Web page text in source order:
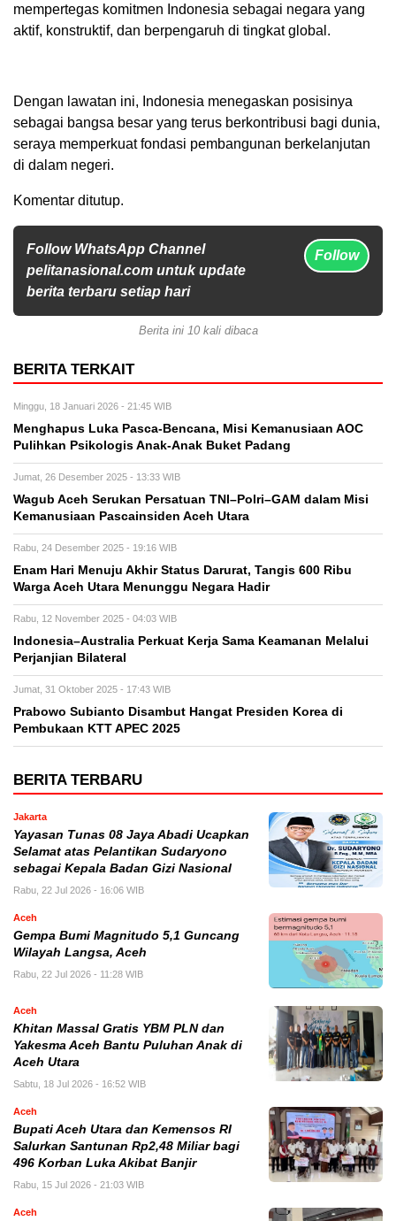
mempertegas komitmen Indonesia sebagai negara yang
aktif, konstruktif, dan berpengaruh di tingkat global.
Dengan lawatan ini, Indonesia menegaskan posisinya
sebagai bangsa besar yang terus berkontribusi bagi dunia,
seraya memperkuat fondasi pembangunan berkelanjutan
di dalam negeri.
Komentar ditutup.
Follow WhatsApp Channel
pelitanasional.com untuk update
berita terbaru setiap hari
Follow
Berita ini 10 kali dibaca
BERITA TERKAIT
Minggu, 18 Januari 2026 - 21:45 WIB
Menghapus Luka Pasca-Bencana, Misi Kemanusiaan AOC
Pulihkan Psikologis Anak-Anak Buket Padang
Jumat, 26 Desember 2025 - 13:33 WIB
Wagub Aceh Serukan Persatuan TNI–Polri–GAM dalam Misi
Kemanusiaan Pascainsiden Aceh Utara
Rabu, 24 Desember 2025 - 19:16 WIB
Enam Hari Menuju Akhir Status Darurat, Tangis 600 Ribu
Warga Aceh Utara Menunggu Negara Hadir
Rabu, 12 November 2025 - 04:03 WIB
Indonesia–Australia Perkuat Kerja Sama Keamanan Melalui
Perjanjian Bilateral
Jumat, 31 Oktober 2025 - 17:43 WIB
Prabowo Subianto Disambut Hangat Presiden Korea di
Pembukaan KTT APEC 2025
BERITA TERBARU
Jakarta
Yayasan Tunas 08 Jaya Abadi Ucapkan
Selamat atas Pelantikan Sudaryono
sebagai Kepala Badan Gizi Nasional
Rabu, 22 Jul 2026 - 16:06 WIB
Aceh
Gempa Bumi Magnitudo 5,1 Guncang
Wilayah Langsa, Aceh
Rabu, 22 Jul 2026 - 11:28 WIB
Aceh
Khitan Massal Gratis YBM PLN dan
Yakesma Aceh Bantu Puluhan Anak di
Aceh Utara
Sabtu, 18 Jul 2026 - 16:52 WIB
Aceh
Bupati Aceh Utara dan Kemensos RI
Salurkan Santunan Rp2,48 Miliar bagi
496 Korban Luka Akibat Banjir
Rabu, 15 Jul 2026 - 21:03 WIB
Aceh